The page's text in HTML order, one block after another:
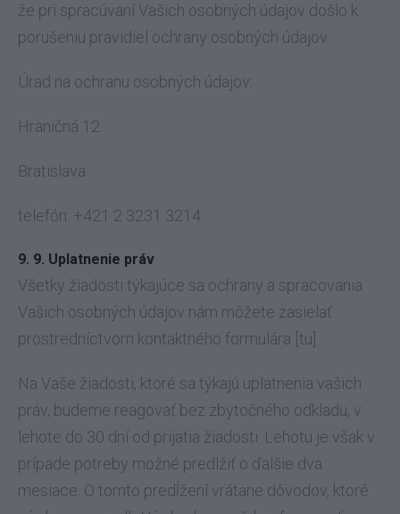
že pri spracúvaní Vašich osobných údajov došlo k
porušeniu pravidiel ochrany osobných údajov.
Úrad na ochranu osobných údajov:
Hraničná 12
Bratislava
telefón: +421 2 3231 3214
9. 9. Uplatnenie práv
Všetky žiadosti týkajúce sa ochrany a spracovania
Vašich osobných údajov nám môžete zasielať
prostredníctvom kontaktného formulára [tu].
Na Vaše žiadosti, ktoré sa týkajú uplatnenia vašich
práv, budeme reagovať bez zbytočného odkladu, v
lehote do 30 dní od prijatia žiadosti. Lehotu je však v
prípade potreby možné predlžiť o ďalšie dva
mesiace. O tomto predĺžení vrátane dôvodov, ktoré